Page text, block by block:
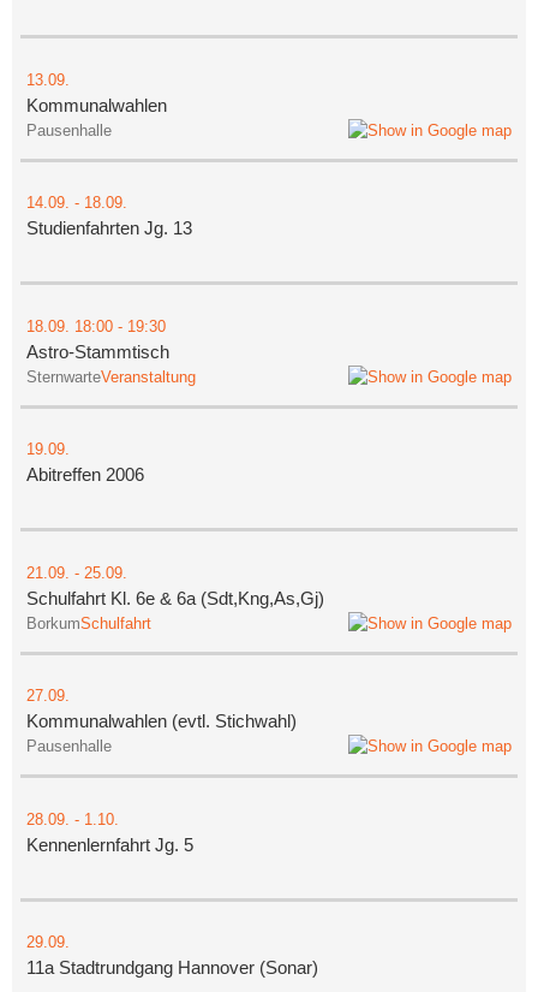
13.09.
Kommunalwahlen
Pausenhalle
14.09. - 18.09.
Studienfahrten Jg. 13
18.09. 18:00 - 19:30
Astro-Stammtisch
SternwarteVeranstaltung
19.09.
Abitreffen 2006
21.09. - 25.09.
Schulfahrt Kl. 6e & 6a (Sdt,Kng,As,Gj)
BorkumSchulfahrt
27.09.
Kommunalwahlen (evtl. Stichwahl)
Pausenhalle
28.09. - 1.10.
Kennenlernfahrt Jg. 5
29.09.
11a Stadtrundgang Hannover (Sonar)